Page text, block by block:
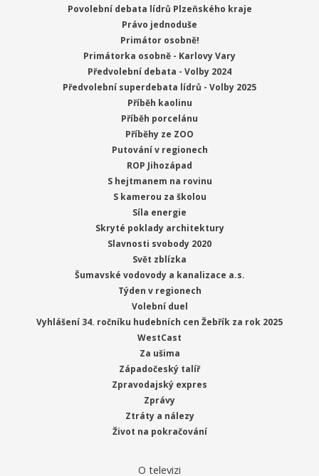
Povolební debata lídrů Plzeňského kraje
Právo jednoduše
Primátor osobně!
Primátorka osobně - Karlovy Vary
Předvolební debata - Volby 2024
Předvolební superdebata lídrů - Volby 2025
Příběh kaolinu
Příběh porcelánu
Příběhy ze ZOO
Putování v regionech
ROP Jihozápad
S hejtmanem na rovinu
S kamerou za školou
Síla energie
Skryté poklady architektury
Slavnosti svobody 2020
Svět zblízka
Šumavské vodovody a kanalizace a.s.
Týden v regionech
Volební duel
Vyhlášení 34. ročníku hudebních cen Žebřík za rok 2025
WestCast
Za ušima
Západočeský talíř
Zpravodajský expres
Zprávy
Ztráty a nálezy
Život na pokračování
O televizi